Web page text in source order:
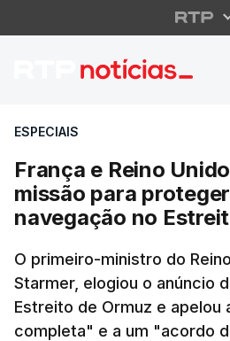
França e
ESPECIAIS
França e Reino
missão para
navegação no
O primeiro-ministro do
Starmer, elogiou o anúncio
Estreito de Ormuz e apelou
completa" e a um "acordo